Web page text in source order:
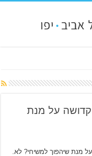
קדושה על מנת
מנת שיהפוך למשיחי? לא.